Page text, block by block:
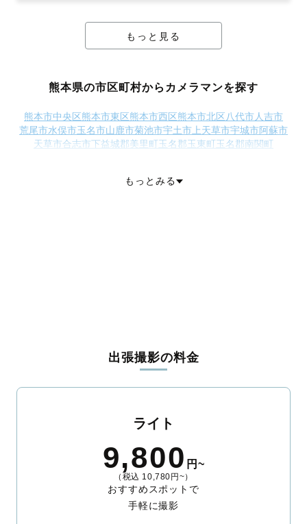
もっと見る
熊本県の市区町村からカメラマンを探す
熊本市中央区熊本市東区熊本市西区熊本市北区八代市人吉市
荒尾市水俣市玉名市山鹿市菊池市宇土市 上天草市宇城市阿蘇市
天草市合志市下益城郡美里町玉名郡玉東町玉名郡南関町
阿蘇郡南阿蘇村上益城郡御船町
もっとみる
出張撮影の料金
ライト
9,800 円~
（税込 10,780円~）
おすすめスポットで
手軽に撮影